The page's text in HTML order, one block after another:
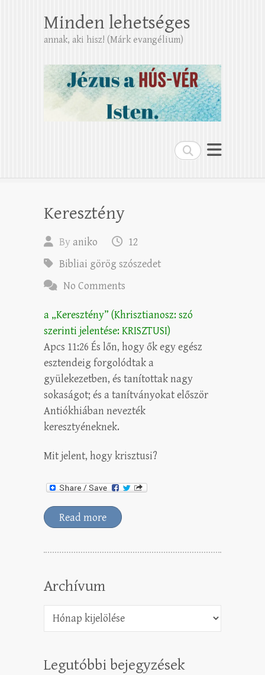
Search
Minden lehetséges
annak, aki hisz! (Márk evangélium)
Keresztény
By aniko
12
Bibliai görög szószedet
No Comments
a „Keresztény” (Khrisztianosz: szó
szerinti jelentése: KRISZTUSI)
Apcs 11:26 És lőn, hogy ők egy egész
esztendeig forgolódtak a
gyülekezetben, és tanítottak nagy
sokaságot; és a tanítványokat először
Antiókhiában nevezték
keresztyéneknek.
Mit jelent, hogy krisztusi?
Read more
Archívum
Legutóbbi bejegyzések